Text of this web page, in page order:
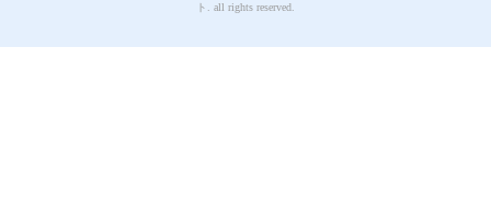
ト. all rights reserved.